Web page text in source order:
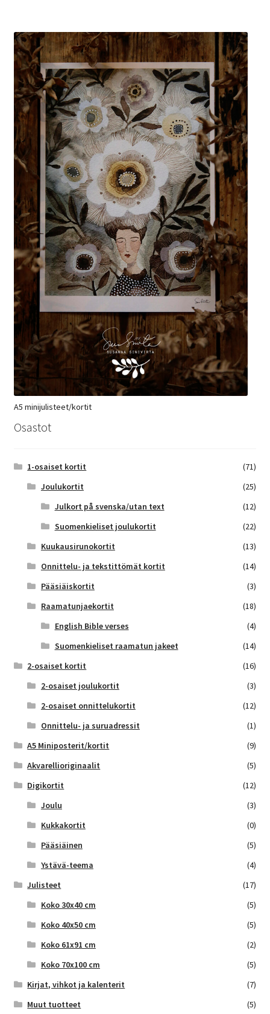
A5 minijulisteet/kortit
Osastot
1-osaiset kortit
(71)
Joulukortit
(25)
Julkort på svenska/utan text
(12)
Suomenkieliset joulukortit
(22)
Kuukausirunokortit
(13)
Onnittelu- ja tekstittömät kortit
(14)
Pääsiäiskortit
(3)
Raamatunjaekortit
(18)
English Bible verses
(4)
Suomenkieliset raamatun jakeet
(14)
2-osaiset kortit
(16)
2-osaiset joulukortit
(3)
2-osaiset onnittelukortit
(12)
Onnittelu- ja suruadressit
(1)
A5 Miniposterit/kortit
(9)
Akvarellioriginaalit
(5)
Digikortit
(12)
Joulu
(3)
Kukkakortit
(0)
Pääsiäinen
(5)
Ystävä-teema
(4)
Julisteet
(17)
Koko 30x40 cm
(5)
Koko 40x50 cm
(5)
Koko 61x91 cm
(2)
Koko 70x100 cm
(5)
Kirjat, vihkot ja kalenterit
(7)
Muut tuotteet
(5)